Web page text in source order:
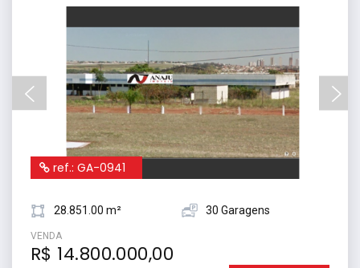
ref.: GA-0941
28.851.00 m² 30 Garagens
VENDA
R$ 14.800.000,00